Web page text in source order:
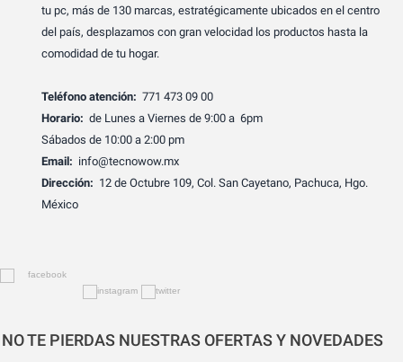
tu pc, más de 130 marcas, estratégicamente ubicados en el centro
del país, desplazamos con gran velocidad los productos hasta la
comodidad de tu hogar.
Teléfono atención: 771 473 09 00
Horario: de Lunes a Viernes de 9:00 a 6pm
Sábados de 10:00 a 2:00 pm
Email: info@tecnowow.mx
Dirección: 12 de Octubre 109, Col. San Cayetano, Pachuca, Hgo.
México
NO TE PIERDAS NUESTRAS OFERTAS Y NOVEDADES